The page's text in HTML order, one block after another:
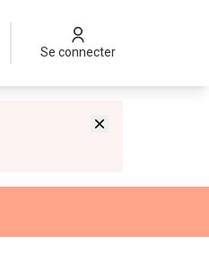
Se connecter